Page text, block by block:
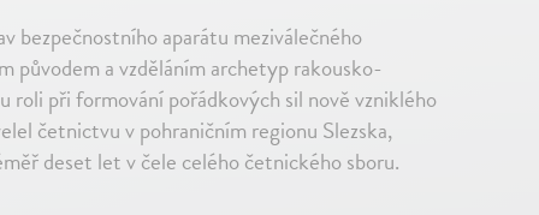
bezpečnostního aparátu meziválečného
původem a vzděláním archetyp rakousko-
při formování pořádkových sil nově vzniklého
četnictvu v pohraničním regionu Slezska,
deset let v čele celého četnického sboru.